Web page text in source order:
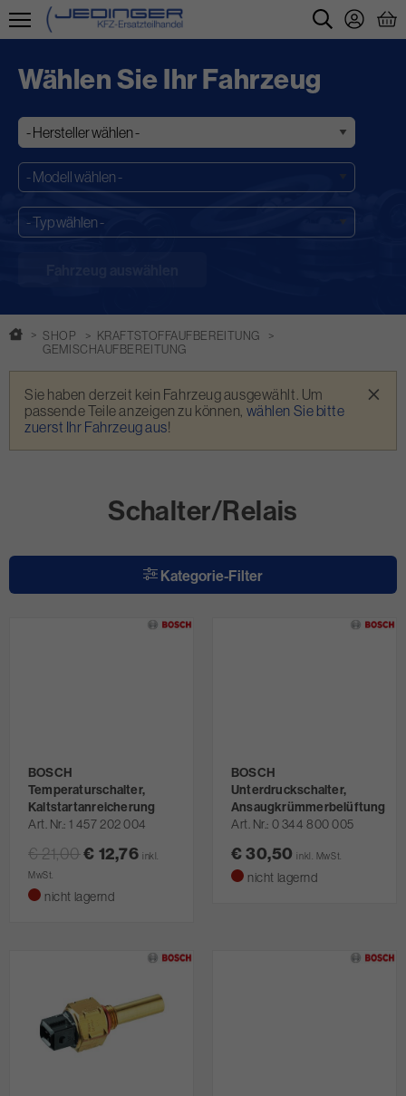
Direkt
Inhalt
Wählen Sie Ihr Fahrzeug
SHOP
KRAFTSTOFFAUFBEREITUNG
GEMISCHAUFBEREITUNG
Warnmeldung
Sie haben derzeit kein Fahrzeug ausgewählt. Um
passende Teile anzeigen zu können, wählen Sie bitte
zuerst Ihr Fahrzeug aus!
×
Schalter/Relais
Kategorie-Filter
BOSCH
Temperaturschalter,
Kaltstartanreicherung
Art. Nr. 1 457 202 004
€ 21,00€ 12,76 inkl.
MwSt.
nicht lagernd
BOSCH
Unterdruckschalter,
Ansaugkrümmerbelüftung
Art. Nr. 0 344 800 005
€ 30,50inkl. MwSt.
nicht lagernd